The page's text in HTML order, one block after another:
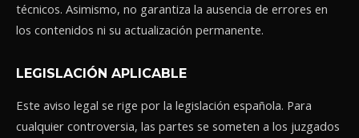
técnicos. Asimismo, no garantiza la ausencia de errores en
los contenidos ni su actualización permanente.
LEGISLACIÓN APLICABLE
Este aviso legal se rige por la legislación española. Para
cualquier controversia, las partes se someten a los juzgados